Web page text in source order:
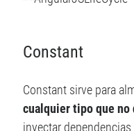
Constant
Constant sirve para
cualquier tipo que no
inyectar dependencias